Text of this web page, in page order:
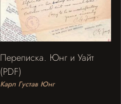
Переписка. Юнг и Уайт
(PDF)
Карл Густав Юнг